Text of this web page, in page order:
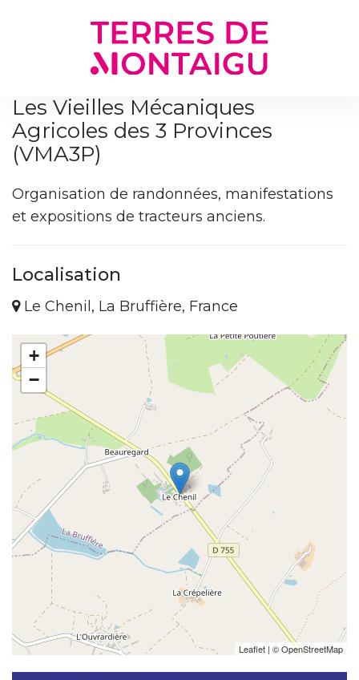
Les Vieilles Mécaniques
Agricoles des 3 Provinces
(VMA3P)
Organisation de randonnées, manifestations
et expositions de tracteurs anciens.
Localisation
Le Chenil, La Bruffière, France
+
−
Leaflet | ©OpenStreetMap